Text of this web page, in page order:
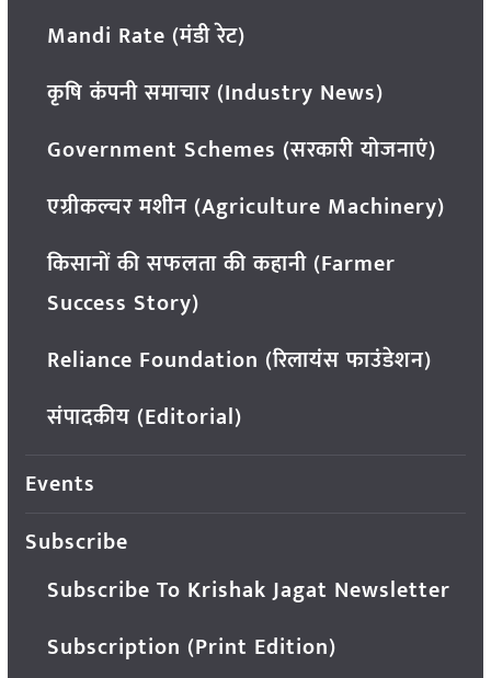
Mandi Rate (मंडी रेट)
कृषि कंपनी समाचार (Industry News)
Government Schemes (सरकारी योजनाएं)
एग्रीकल्चर मशीन (Agriculture Machinery)
किसानों की सफलता की कहानी (Farmer
Success Story)
Reliance Foundation (रिलायंस फाउंडेशन)
संपादकीय (Editorial)
Events
Subscribe
Subscribe To Krishak Jagat Newsletter
Subscription (Print Edition)